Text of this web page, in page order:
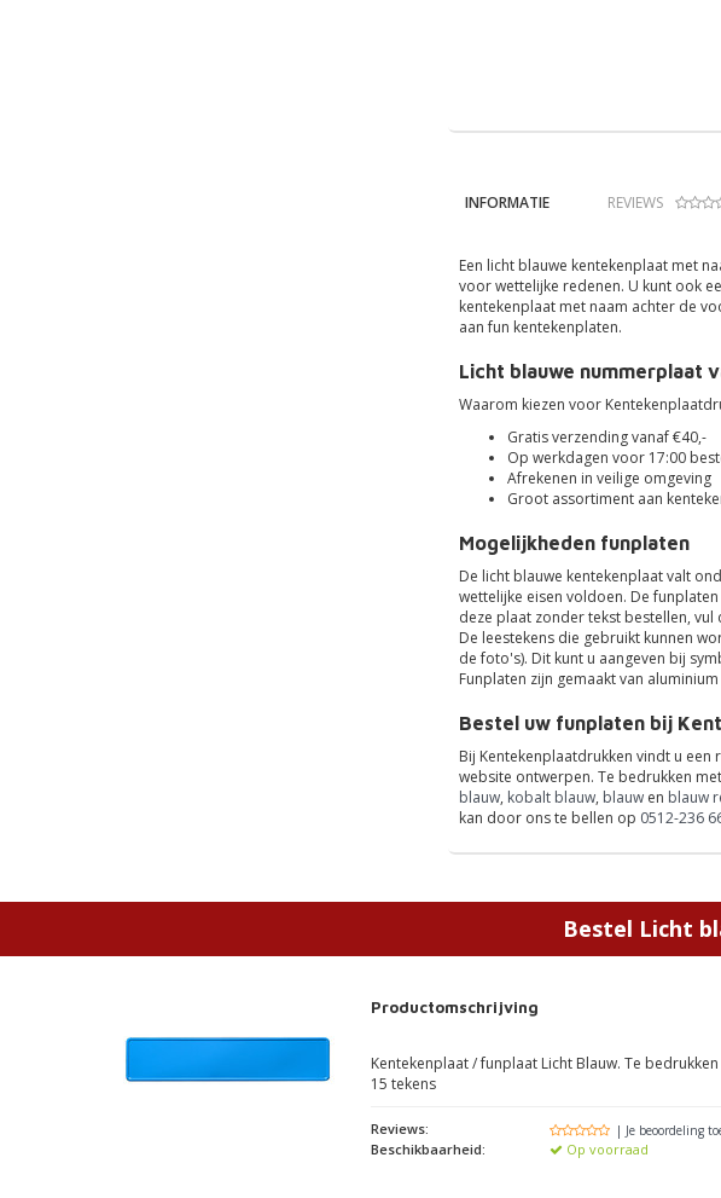
INFORMATIE REVIEWS
Een licht blauwe kentekenplaat met
voor wettelijke redenen. U kunt ook
kentekenplaat met naam achter de
aan fun kentekenplaten.
Licht blauwe nummerplaat
Waarom kiezen voor
Gratis verzending vanaf €40,-
Op werkdagen voor 17:00
Afrekenen in veilige omgeving
Groot assortiment aan
Mogelijkheden funplaten
De licht blauwe kentekenplaat valt
wettelijke eisen voldoen. De
deze plaat zonder tekst bestellen,
De leestekens die gebruikt kunnen
de foto's). Dit kunt u aangeven bij
Funplaten zijn gemaakt van
Bestel uw funplaten bij
Bij Kentekenplaatdrukken vindt u
website ontwerpen. Te bedrukken
blauw, kobalt blauw, blauwen blauw
kan door ons te bellen op 0512-236
Bestel Licht
Productomschrijving
Kentekenplaat / funplaat Licht Blauw. Te
15 tekens
Reviews: | Je beoordeling
Beschikbaarheid: Op voorraad